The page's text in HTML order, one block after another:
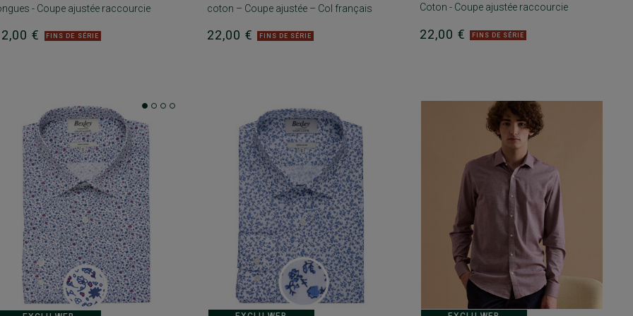
- Coupe ajustée raccourcie
€ FINS DE SÉRIE
coton – Coupe ajustée – Col français
22,00 € FINS DE SÉRIE
Coton - Coupe ajustée raccourcie
22,00 € FINS DE SÉRIE